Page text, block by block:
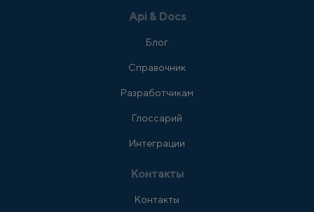
Api & Docs
Блог
Справочник
Разработчикам
Глоссарий
Интеграции
Контакты
Контакты